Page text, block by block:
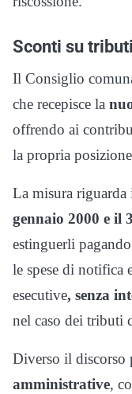
Sconti su
Il Consiglio
che recepisce la
offrendo ai
la propria
La misura
gennaio 2000 e il
estinguerli
le spese di notifica
esecutive, senza
nel caso dei tributi
Diverso il discorso
amministrative,